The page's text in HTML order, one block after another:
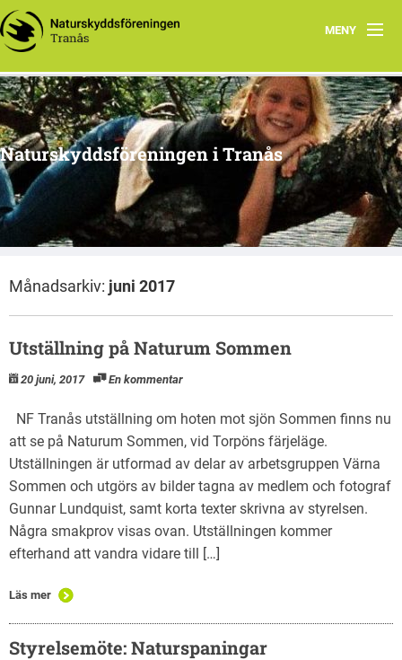
MENY
Hem
Om oss
Arkiv
Projekt
Naturskyddsföreningen i Tranås
Månadsarkiv: juni 2017
Utställning på Naturum Sommen
20 juni, 2017 En kommentar
NF Tranås utställning om hoten mot sjön Sommen finns nu
att se på Naturum Sommen, vid Torpöns färjeläge.
Utställningen är utformad av delar av arbetsgruppen Värna
Sommen och utgörs av bilder tagna av medlem och fotograf
Gunnar Lundquist, samt korta texter skrivna av styrelsen.
Några smakprov visas ovan. Utställningen kommer
efterhand att vandra vidare till […]
Läs mer
Styrelsemöte: Naturspaningar